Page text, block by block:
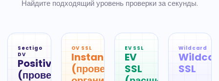
Найдите подходящий уровень проверки за секунды.
Sectigo
DV
PositiveSSL
(проверка
OV SSL
InstantSSL
(проверка
EV SSL
EV
SSL
Wildcard
SSL